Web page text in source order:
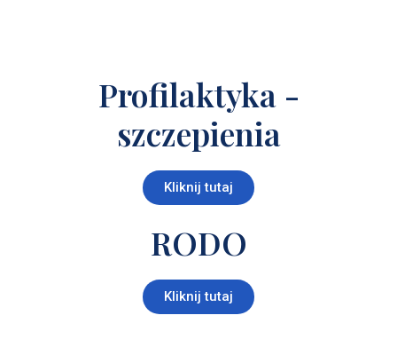
Profilaktyka -
szczepienia
Kliknij tutaj
RODO
Kliknij tutaj